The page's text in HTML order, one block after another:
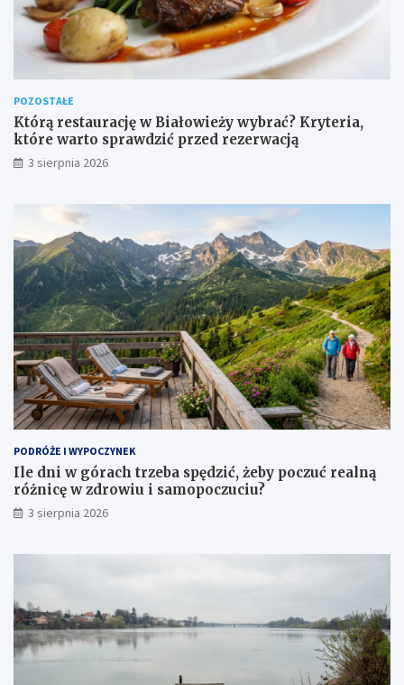
POZOSTAŁE
Którą restaurację w Białowieży wybrać? Kryteria,
które warto sprawdzić przed rezerwacją
3 sierpnia 2026
PODRÓŻE I WYPOCZYNEK
Ile dni w górach trzeba spędzić, żeby poczuć realną
różnicę w zdrowiu i samopoczuciu?
3 sierpnia 2026